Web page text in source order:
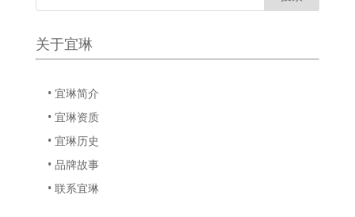
关于宜琳
• 宜琳简介
• 宜琳资质
• 宜琳历史
• 品牌故事
• 联系宜琳